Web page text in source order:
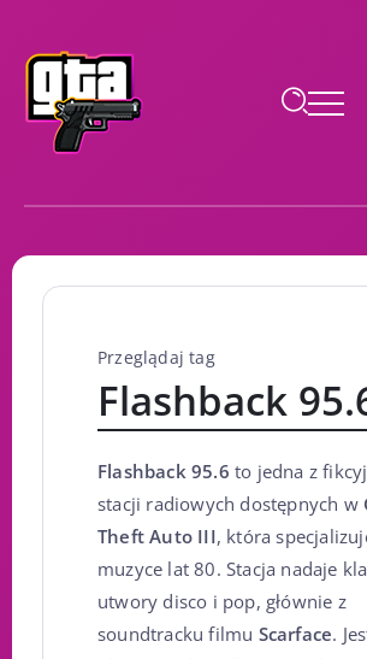
Przeglądaj tag
Flashback
Flashback 95.6 to jedna z
stacji radiowych dostępnych w
Theft Auto III, która
muzyce lat 80. Stacja nadaje
utwory disco i pop, głównie z
soundtracku filmu Scarface.